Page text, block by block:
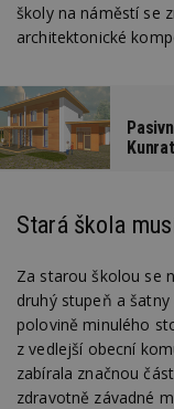
školy na náměstí se
architektonické
Stará škola
Za starou školou se
druhý stupeň a
polovině minulého
z vedlejší obecní
zabírala značnou
zdravotně závadné